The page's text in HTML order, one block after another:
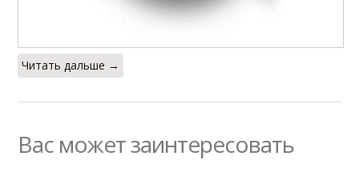
Читать дальше →
Вас может заинтересовать